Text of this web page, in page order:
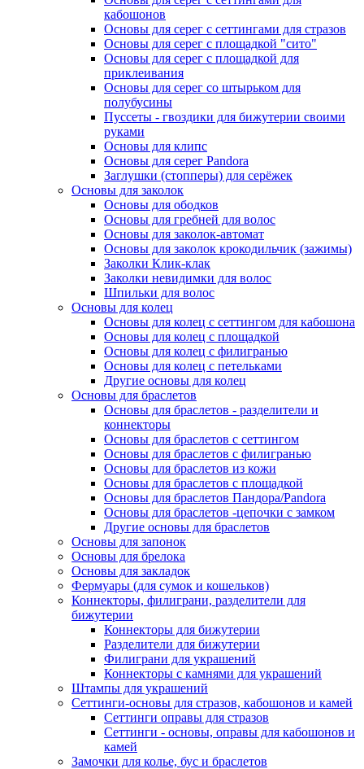
кабошонов
Основы для серег с сеттингами для стразов
Основы для серег с площадкой "сито"
Основы для серег с площадкой для
приклеивания
Основы для серег со штырьком для
полубусины
Пуссеты - гвоздики для бижутерии своими
руками
Основы для клипс
Основы для серег Pandora
Заглушки (стопперы) для серёжек
Основы для заколок
Основы для ободков
Основы для гребней для волос
Основы для заколок-автомат
Основы для заколок крокодильчик (зажимы)
Заколки Клик-клак
Заколки невидимки для волос
Шпильки для волос
Основы для колец
Основы для колец с сеттингом для кабошона
Основы для колец с площадкой
Основы для колец с филигранью
Основы для колец с петельками
Другие основы для колец
Основы для браслетов
Основы для браслетов - разделители и
коннекторы
Основы для браслетов с сеттингом
Основы для браслетов с филигранью
Основы для браслетов из кожи
Основы для браслетов с площадкой
Основы для браслетов Пандора/Pandora
Основы для браслетов -цепочки с замком
Другие основы для браслетов
Основы для запонок
Основы для брелока
Основы для закладок
Фермуары (для сумок и кошельков)
Коннекторы, филиграни, разделители для
бижутерии
Коннекторы для бижутерии
Разделители для бижутерии
Филиграни для украшений
Коннекторы с камнями для украшений
Штампы для украшений
Сеттинги-основы для стразов, кабошонов и камей
Сеттинги оправы для стразов
Сеттинги - основы, оправы для кабошонов и
камей
Замочки для колье, бус и браслетов